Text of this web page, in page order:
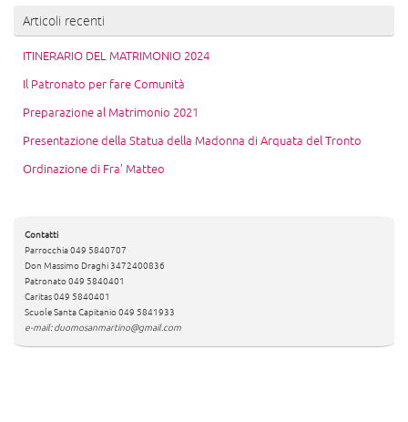
Articoli recenti
ITINERARIO DEL MATRIMONIO 2024
Il Patronato per fare Comunità
Preparazione al Matrimonio 2021
Presentazione della Statua della Madonna di Arquata del Tronto
Ordinazione di Fra’ Matteo
Contatti
Parrocchia 049 5840707
Don Massimo Draghi 3472400836
Patronato 049 5840401
Caritas 049 5840401
Scuole Santa Capitanio 049 5841933
e-mail: duomosanmartino@gmail.com